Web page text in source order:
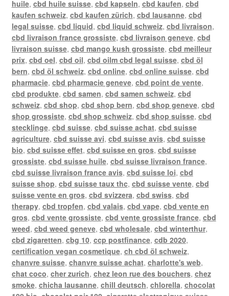
huile, cbd huile suisse, cbd kapseln, cbd kaufen, cbd
kaufen schweiz, cbd kaufen zürich, cbd lausanne, cbd
legal suisse, cbd liquid, cbd liquid schweiz, cbd livraison,
cbd livraison france grossiste, cbd livraison geneve, cbd
livraison suisse, cbd mango kush grossiste, cbd meilleur
prix, cbd oel, cbd oil, cbd oilm cbd legal suisse, cbd öl
bern, cbd öl schweiz, cbd online, cbd online suisse, cbd
pharmacie, cbd pharmacie geneve, cbd point de vente,
cbd produkte, cbd samen, cbd samen schweiz, cbd
schweiz, cbd shop, cbd shop bern, cbd shop geneve, cbd
shop grossiste, cbd shop schweiz, cbd shop suisse, cbd
stecklinge, cbd suisse, cbd suisse achat, cbd suisse
agriculture, cbd suisse avi, cbd suisse avis, cbd suisse
bio, cbd suisse effet, cbd suisse en gros, cbd suisse
grossiste, cbd suisse huile, cbd suisse livraison france,
cbd suisse livraison france avis, cbd suisse loi, cbd
suisse shop, cbd suisse taux thc, cbd suisse vente, cbd
suisse vente en gros, cbd svizzera, cbd swiss, cbd
therapy, cbd tropfen, cbd valais, cbd vape, cbd vente en
gros, cbd vente grossiste, cbd vente grossiste france, cbd
weed, cbd weed geneve, cbd wholesale, cbd winterthur,
cbd zigaretten, cbg 10, ccp postfinance, cdb 2020,
certification vegan cosmetique, ch cbd öl schweiz,
chanvre suisse, chanvre suisse achat, charlotte's web,
chat coco, cher zurich, chez leon rue des bouchers, chez
smoke, chicha lausanne, chill deutsch, chlorella, chocolat